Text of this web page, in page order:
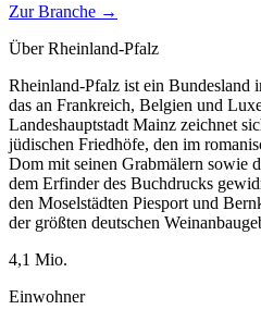
Zur Branche →
ÜberRheinland-Pfalz
Rheinland-Pfalz ist ein Bundesland
das an Frankreich, Belgien und
Landeshauptstadt Mainz zeichnet
jüdischen Friedhöfe, den im
Dom mit seinen Grabmälern sowie
dem Erfinder des Buchdrucks
den Moselstädten Piesport und
der größten deutschen
4,1 Mio.
Einwohner